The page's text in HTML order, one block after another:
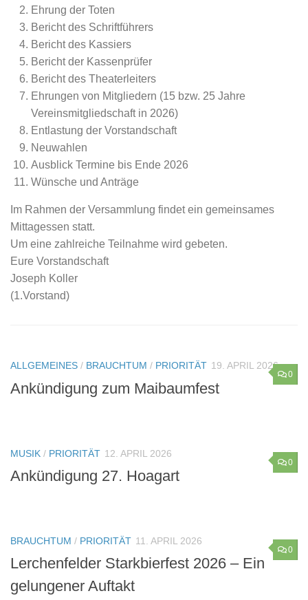
Ehrung der Toten
Bericht des Schriftführers
Bericht des Kassiers
Bericht der Kassenprüfer
Bericht des Theaterleiters
Ehrungen von Mitgliedern (15 bzw. 25 Jahre
Vereinsmitgliedschaft in 2026)
Entlastung der Vorstandschaft
Neuwahlen
Ausblick Termine bis Ende 2026
Wünsche und Anträge
Im Rahmen der Versammlung findet ein gemeinsames
Mittagessen statt.
Um eine zahlreiche Teilnahme wird gebeten.
Eure Vorstandschaft
Joseph Koller
(1.Vorstand)
0
ALLGEMEINES / BRAUCHTUM / PRIORITÄT 19. APRIL 2026
Ankündigung zum Maibaumfest
0
MUSIK / PRIORITÄT 12. APRIL 2026
Ankündigung 27. Hoagart
0
BRAUCHTUM / PRIORITÄT 11. APRIL 2026
Lerchenfelder Starkbierfest 2026 – Ein
gelungener Auftakt